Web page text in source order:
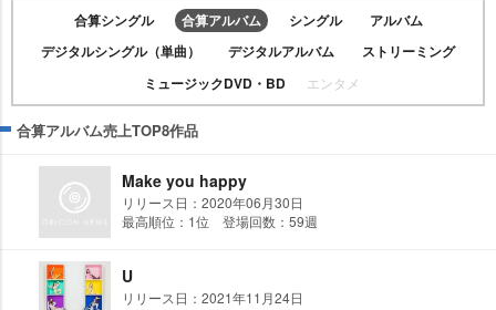
合算シングル 合算アルバム シングル
アルバム
デジタルシングル（単曲）
デジタルアルバム
ストリーミング
ミュージックDVD・BD
エンタメ
合算アルバム売上TOP8作品
Make you happy
リリース日：2020年06月30日
最高順位：1位 登場回数：59週
U
リリース日：2021年11月24日